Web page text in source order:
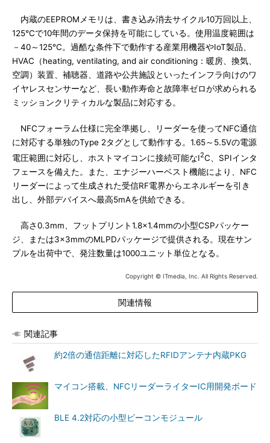
内蔵のEEPROMメモリは、書き込み消去サイクル10万回以上、
125℃で10年間のデータ保持を可能にしている。使用温度範囲は
－40～125℃。過酷な条件下で動作する産業用機器やIoT製品、
HVAC（heating, ventilating, and air conditioning：暖房、換気、
空調）装置、補聴器、道路や公共施設といったインフラ向けのワ
イヤレスセンサーなど、長い動作寿命と故障率ゼロが求められる
ミッションクリティカルな製品に対応する。
NFCフォーラム仕様に完全準拠し、リーダーを使ってNFC通信
に対応する単独のType 2タグとして動作する。1.65～5.5Vの電源
電圧範囲に対応し、ホストマイコンに接続可能なI2C、SPIインタ
フェースを備えた。また、エナジーハーベスト機能により、NFC
リーダーによって生成された受信RF電界からエネルギーを引き
出し、外部デバイスへ最高5mAを供給できる。
高さ0.3mm、フットプリント1.8×1.4mmの小型CSPパッケー
ジ、または3×3mmのMLPDパッケージで提供される。現在サン
プルを出荷中で、発注数量は1000ユニット単位となる。
Copyright © ITmedia, Inc. All Rights Reserved.
関連情報
関連記事
約2倍の通信距離に対応したRFIDアンテナ内蔵PKG
マイコン搭載、NFCリーダーライターIC用開発ボード
BLE 4.2対応の小型ビーコンモジュール